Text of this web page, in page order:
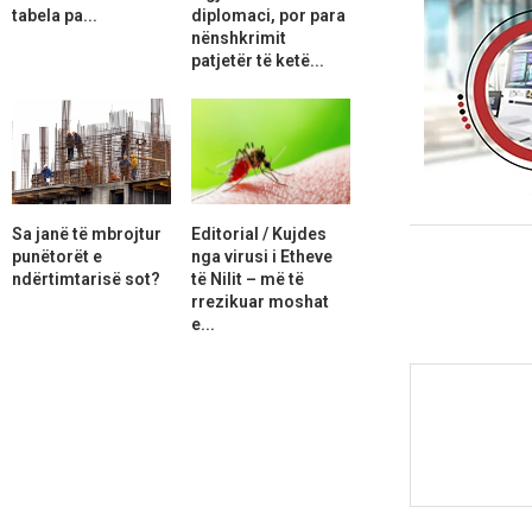
tabela pa...
diplomaci, por para
nënshkrimit
patjetër të ketë...
Sa janë të mbrojtur
punëtorët e
ndërtimtarisë sot?
Editorial / Kujdes
nga virusi i Etheve
të Nilit – më të
rrezikuar moshat
e...